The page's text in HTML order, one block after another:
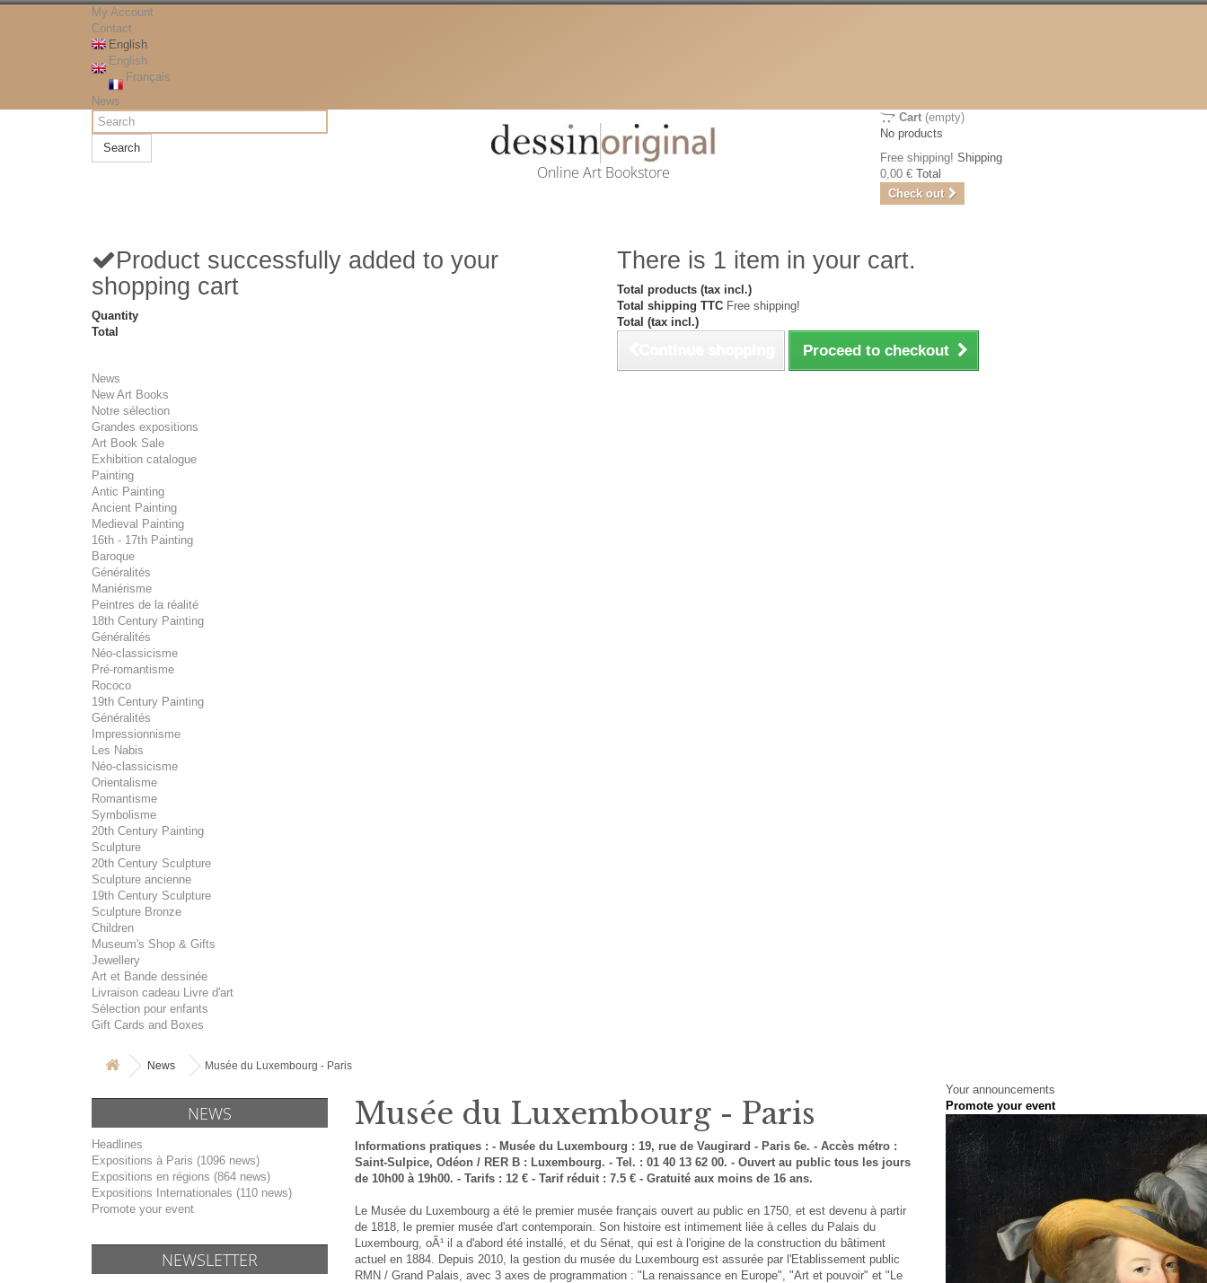
My Account
Contact
English
English
Français
News
Search
Online Art Bookstore
Cart (empty)
No products
Free shipping! Shipping
0,00 € Total
Check out
Product successfully added to your
shopping cart
Quantity
Total
There is 1 item in your cart.
Total products (tax incl.)
Total shipping TTC Free shipping!
Total (tax incl.)
Proceed to checkout
News
New Art Books
Notre sélection
Grandes expositions
Art Book Sale
Exhibition catalogue
Painting
Antic Painting
Ancient Painting
Medieval Painting
16th - 17th Painting
Baroque
Généralités
Maniérisme
Peintres de la réalité
18th Century Painting
Généralités
Néo-classicisme
Pré-romantisme
Rococo
19th Century Painting
Généralités
Impressionnisme
Les Nabis
Néo-classicisme
Orientalisme
Romantisme
Symbolisme
20th Century Painting
Sculpture
20th Century Sculpture
Sculpture ancienne
19th Century Sculpture
Sculpture Bronze
Children
Museum's Shop & Gifts
Jewellery
Art et Bande dessinée
Livraison cadeau Livre d'art
Sélection pour enfants
Gift Cards and Boxes
News Musée du Luxembourg - Paris
NEWS
Headlines
Expositions à Paris (1096 news)
Expositions en régions (864 news)
Expositions Internationales (110 news)
Promote your event
NEWSLETTER
Musée du Luxembourg - Paris
Informations pratiques : - Musée du Luxembourg : 19, rue de Vaugirard - Paris 6e. - Accès métro :
Saint-Sulpice, Odéon / RER B : Luxembourg. - Tel. : 01 40 13 62 00. - Ouvert au public tous les jours
de 10h00 à 19h00. - Tarifs : 12 € - Tarif réduit : 7.5 € - Gratuité aux moins de 16 ans.
Le Musée du Luxembourg a été le premier musée français ouvert au public en 1750, et est devenu à partir
de 1818, le premier musée d'art contemporain. Son histoire est intimement liée à celles du Palais du
Luxembourg, oÃ¹ il a d'abord été installé, et du Sénat, qui est à l'origine de la construction du bâtiment
actuel en 1884. Depuis 2010, la gestion du musée du Luxembourg est assurée par l'Etablissement public
RMN / Grand Palais, avec 3 axes de programmation : "La renaissance en Europe", "Art et pouvoir" et "Le
Your announcements
Promote your event